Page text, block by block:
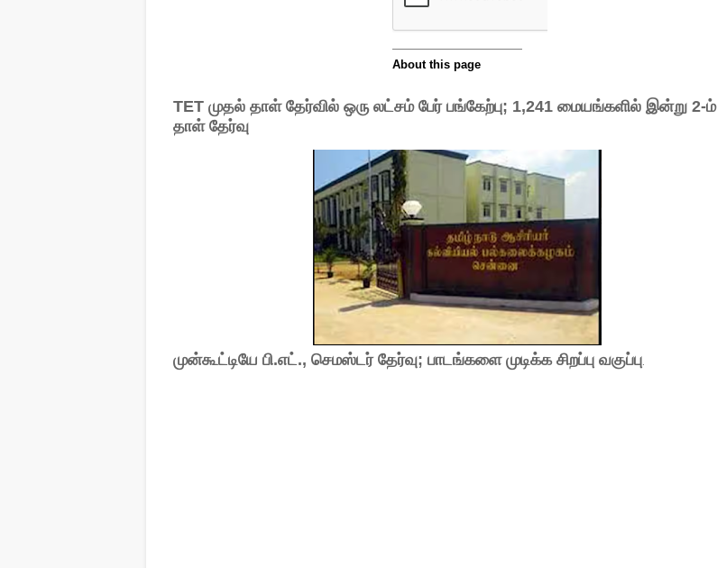
TET முதல் தாள் தேர்வில் ஒரு லட்சம் பேர் பங்கேற்பு; 1,241 மையங்களில் இன்று 2-ம்
தாள் தேர்வு
முன்கூட்டியே பி.எட்., செமஸ்டர் தேர்வு; பாடங்களை முடிக்க சிறப்பு வகுப்பு